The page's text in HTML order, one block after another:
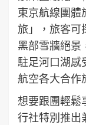
東京航線團體
旅」，旅客可
黑部雪牆絕景
駐足河口湖感
航空各大合作
想要跟團輕鬆
行社特別推出